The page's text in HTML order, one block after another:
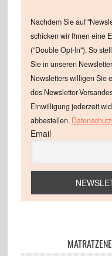
Nachdem Sie auf
schicken wir Ihnen eine
("Double Opt-In"). So
Sie in unseren
Newsletters willigen Sie
des Newsletter-
Einwilligung jederzeit
abbestellen.
Email